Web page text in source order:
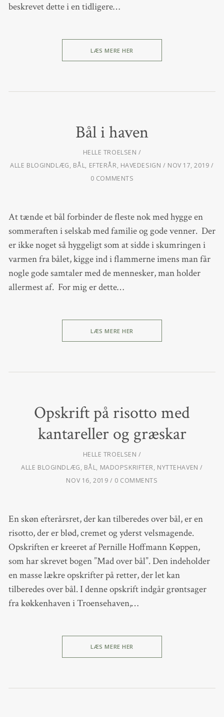
beskrevet dette i en tidligere…
LÆS MERE HER
Bål i haven
HELLE TROELSEN
ALLE BLOGINDLÆG, BÅL, EFTERÅR, HAVEDESIGN
NOV 17, 2019
0 COMMENTS
At tænde et bål forbinder de fleste nok med hygge en
sommeraften i selskab med familie og gode venner. Der
er ikke noget så hyggeligt som at sidde i skumringen i
varmen fra bålet, kigge ind i flammerne imens man får
nogle gode samtaler med de mennesker, man holder
allermest af. For mig er dette…
LÆS MERE HER
Opskrift på risotto med
kantareller og græskar
HELLE TROELSEN
ALLE BLOGINDLÆG, BÅL, MADOPSKRIFTER, NYTTEHAVEN
NOV 16, 2019
0 COMMENTS
En skøn efterårsret, der kan tilberedes over bål, er en
risotto, der er blød, cremet og yderst velsmagende.
Opskriften er kreeret af Pernille Hoffmann Køppen,
som har skrevet bogen ”Mad over bål”. Den indeholder
en masse lækre opskrifter på retter, der let kan
tilberedes over bål. I denne opskrift indgår grøntsager
fra køkkenhaven i Troensehaven,…
LÆS MERE HER